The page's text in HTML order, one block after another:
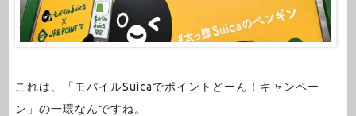
これは、「モバイルSuicaでポイントどーん！キャンペー
ン」の一環なんですね。